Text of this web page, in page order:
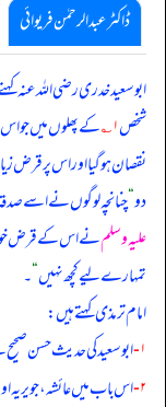
ڈاکٹر عبدالرحمٰن فریوائی
ابو سعید خدری رضی الله عنہ
شخص۱؎ کے پھلوں میں جو
نقصان ہو گیا اور اس پر قرض
دو“چنانچہ لوگوں نے اسے صدقہ
علیہ وسلمنے اس کے قرض
تمہارے لیے کچھ نہیں“۔
امام ترمذی کہتے ہیں:
۱- ابوسعید کی حدیث حسن
۲- اس باب میں عائشہ،